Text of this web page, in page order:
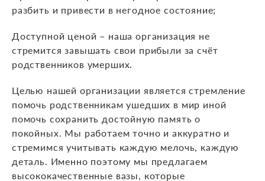
разбить и привести в негодное состояние;
Доступной ценой – наша организация не
стремится завышать свои прибыли за счёт
родственников умерших.
Целью нашей организации является стремление
помочь родственникам ушедших в мир иной
помочь сохранить достойную память о
покойных. Мы работаем точно и аккуратно и
стремимся учитывать каждую мелочь, каждую
деталь. Именно поэтому мы предлагаем
высококачественные вазы, которые